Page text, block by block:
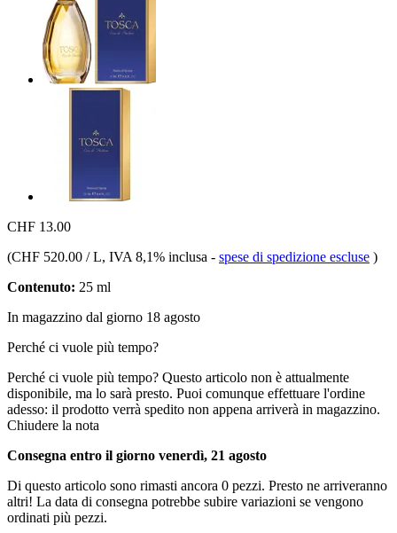
CHF 13.00
(CHF 520.00 / L, IVA 8,1% inclusa - spese di spedizione escluse )
Contenuto: 25 ml
In magazzino dal giorno 18 agosto
Perché ci vuole più tempo?
Perché ci vuole più tempo? Questo articolo non è attualmente
disponibile, ma lo sarà presto. Puoi comunque effettuare l'ordine
adesso: il prodotto verrà spedito non appena arriverà in magazzino.
Chiudere la nota
Consegna entro il giorno venerdì, 21 agosto
Di questo articolo sono rimasti ancora 0 pezzi. Presto ne arriveranno
altri! La data di consegna potrebbe subire variazioni se vengono
ordinati più pezzi.